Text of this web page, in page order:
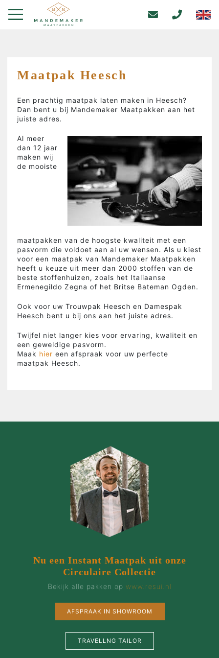
Maatpak Heesch
Een prachtig maatpak laten maken in Heesch?
Dan bent u bij Mandemaker Maatpakken aan het
juiste adres.
Al meer
dan 12 jaar
maken wij
de mooiste
maatpakken van de hoogste kwaliteit met een
pasvorm die voldoet aan al uw wensen. Als u kiest
voor een maatpak van Mandemaker Maatpakken
heeft u keuze uit meer dan 2000 stoffen van de
beste stoffenhuizen, zoals het Italiaanse
Ermenegildo Zegna of het Britse Bateman Ogden.
Ook voor uw Trouwpak Heesch en Damespak
Heesch bent u bij ons aan het juiste adres.
Twijfel niet langer kies voor ervaring, kwaliteit en
een geweldige pasvorm.
Maak hier een afspraak voor uw perfecte
maatpak Heesch.
Nu een Instant Maatpak uit onze
Circulaire Collectie
Bekijk alle pakken op www.resui.nl
AFSPRAAK IN SHOWROOM
TRAVELLNG TAILOR